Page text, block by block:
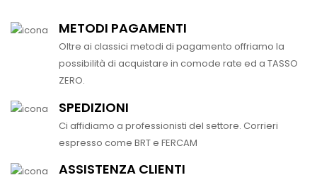
METODI PAGAMENTI
Oltre ai classici metodi di pagamento offriamo la
possibilità di acquistare in comode rate ed a TASSO
ZERO.
SPEDIZIONI
Ci affidiamo a professionisti del settore. Corrieri
espresso come BRT e FERCAM
ASSISTENZA CLIENTI